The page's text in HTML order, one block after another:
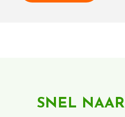
SNEL NAAR